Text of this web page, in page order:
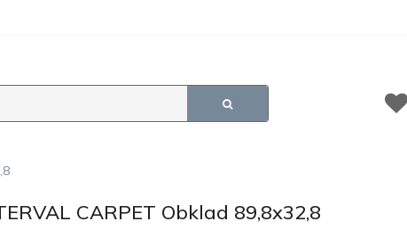
CARPET Obklad 89,8x32,8